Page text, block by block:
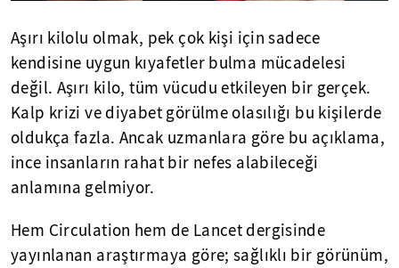
Aşırı kilolu olmak, pek çok kişi için sadece
kendisine uygun kıyafetler bulma mücadelesi
değil. Aşırı kilo, tüm vücudu etkileyen bir gerçek.
Kalp krizi ve diyabet görülme olasılığı bu kişilerde
oldukça fazla. Ancak uzmanlara göre bu açıklama,
ince insanların rahat bir nefes alabileceği
anlamına gelmiyor.
Hem Circulation hem de Lancet dergisinde
yayınlanan araştırmaya göre; sağlıklı bir görünüm,